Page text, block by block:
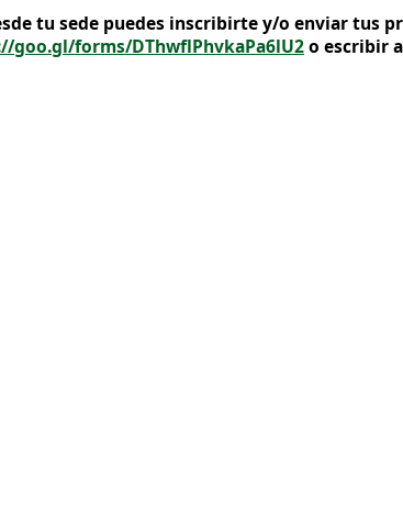
tu sede puedes inscribirte y/o enviar tus
goo.gl/forms/DThwflPhvkaPa6lU2o escribir